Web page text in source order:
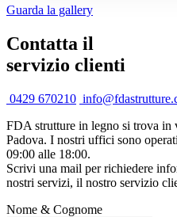
Guarda la gallery
Contatta il
servizio clienti
0429 670210
FDA strutture in legno si trova in
Padova. I nostri uffici sono
09:00 alle 18:00.
Scrivi una mail per richiedere
nostri servizi, il nostro servizio
Nome & Cognome